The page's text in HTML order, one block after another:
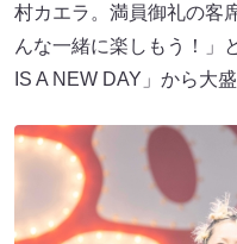
村カエラ。満員御礼の客
んな一緒に楽しもう！」
IS A NEW DAY」から大